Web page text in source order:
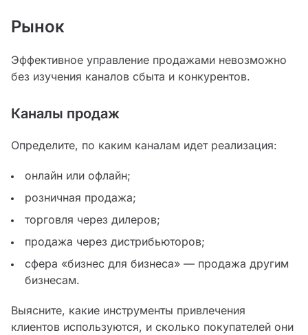
Рынок
Эффективное управление продажами невозможно
без изучения каналов сбыта и конкурентов.
Каналы продаж
Определите, по каким каналам идет реализация:
онлайн или офлайн;
розничная продажа;
торговля через дилеров;
продажа через дистрибьюторов;
сфера «бизнес для бизнеса» — продажа другим
бизнесам.
Выясните, какие инструменты привлечения
клиентов используются, и сколько покупателей они